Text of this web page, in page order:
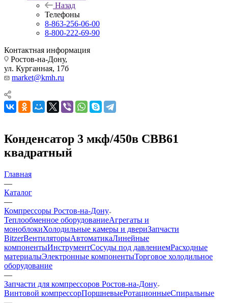
Назад
Телефоны
8-863-256-06-00
8-800-222-69-90
Контактная информация
Ростов-на-Дону,
ул. Курганная, 17б
market@kmh.ru
Конденсатор 3 мкф/450в CBB61
квадратный
Главная
—
Каталог
—
Компрессоры Ростов-на-Дону
Теплообменное оборудованиеАгрегаты и
моноблокиХолодильные камеры и двериЗапчасти
BitzerВентиляторыАвтоматикаЛинейные
компонентыИнструментСосуды под давлениемРасходные
материалыЭлектронные компонентыТорговое холодильное
оборудование
—
Запчасти для компрессоров Ростов-на-Дону
Винтовой компрессорПоршневыеРотационныеСпиральные